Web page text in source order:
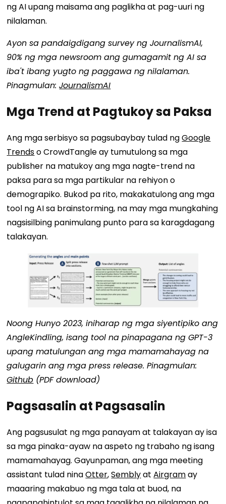
ng AI upang maisama ang paglikha at pag-uuri ng
nilalaman.
Ayon sa pandaigdigang survey ng JournalismAI,
90% ng mga newsroom ang gumagamit ng AI sa
iba't ibang yugto ng paggawa ng nilalaman.
Pinagmulan:JournalismAI
Mga Trend at Pagtukoy sa Paksa
Ang mga serbisyo sa pagsubaybay tulad ngGoogle
Trendso CrowdTangle ay tumutulong sa mga
publisher na matukoy ang mga nagte-trend na
paksa para sa mga partikular na rehiyon o
demograpiko. Bukod pa rito, makakatulong ang mga
tool ng AI sa brainstorming, na may mga mungkahing
nagsisilbing panimulang punto para sa karagdagang
talakayan.
Noong Hunyo 2023, iniharap ng mga siyentipiko ang
AngleKindling, isang tool na pinapagana ng GPT-3
upang matulungan ang mga mamamahayag na
galugarin ang mga press release. Pinagmulan:
Github (PDF download)
Pagsasalin at Pagsasalin
Ang pagsusulat ng mga panayam at talakayan ay isa
sa mga pinaka-ayaw na aspeto ng trabaho ng isang
mamamahayag. Gayunpaman, ang mga meeting
assistant tulad ninaOtter,SemblyatAirgramay
maaaring makabuo ng mga tala at buod, na